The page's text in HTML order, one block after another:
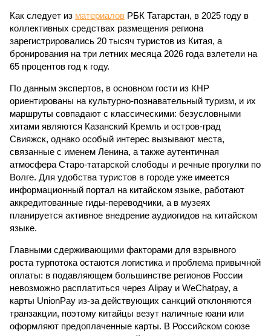
Как следует из материалов РБК Татарстан, в 2025 году в
коллективных средствах размещения региона
зарегистрировались 20 тысяч туристов из Китая, а
бронирования на три летних месяца 2026 года взлетели на
65 процентов год к году.
По данным экспертов, в основном гости из КНР
ориентированы на культурно-познавательный туризм, и их
маршруты совпадают с классическими: безусловными
хитами являются Казанский Кремль и остров-град
Свияжск, однако особый интерес вызывают места,
связанные с именем Ленина, а также аутентичная
атмосфера Старо-татарской слободы и речные прогулки по
Волге. Для удобства туристов в городе уже имеется
информационный портал на китайском языке, работают
аккредитованные гиды-переводчики, а в музеях
планируется активное внедрение аудиогидов на китайском
языке.
Главными сдерживающими факторами для взрывного
роста турпотока остаются логистика и проблема привычной
оплаты: в подавляющем большинстве регионов России
невозможно расплатиться через Alipay и WeChatpay, а
карты UnionPay из-за действующих санкций отклоняются
транзакции, поэтому китайцы везут наличные юани или
оформляют предоплаченные карты. В Российском союзе